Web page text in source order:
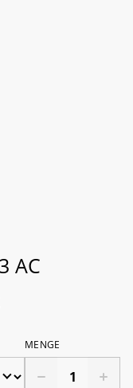
AC
MENGE